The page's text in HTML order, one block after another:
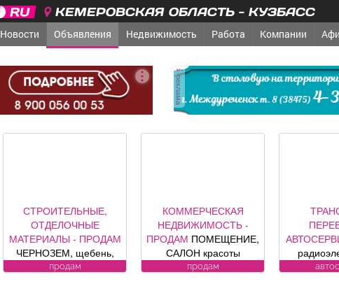
КЕМЕРОВСКАЯ ОБЛАСТЬ - КУЗБАСС
Новости Объявления Недвижимость Работа Компании
реклама
СТРОИТЕЛЬНЫЕ,
ОТДЕЛОЧНЫЕ
МАТЕРИАЛЫ - ПРОДАМ
ЧЕРНОЗЕМ, щебень,
песок, уголь, торф,
продам
КОММЕРЧЕСКАЯ
НЕДВИЖИМОСТЬ -
ПРОДАМ ПОМЕЩЕНИЕ,
САЛОН красоты
«Оазис», площадь 88, 8
продам